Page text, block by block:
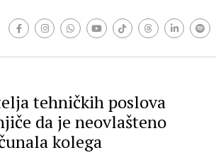
tehničkih poslova
da je neovlašteno
kolega